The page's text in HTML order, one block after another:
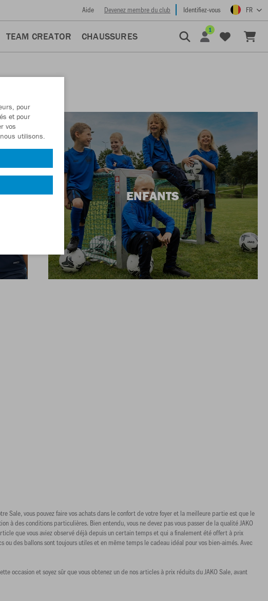
Aide Devenez membre du club Identifiez-vous FR
TEAM CREATOR CHAUSSURES
1
ENFANTS
Sale, vous pouvez faire vos achats dans le confort de votre foyer et la meilleure partie est que le
à des conditions particulières. Bien entendu, vous ne devez pas vous passer de la qualité JAKO
que vous aviez observé déjà depuis un certain temps et qui a finalement été offert à prix
des ballons sont toujours utiles et en même temps le cadeau idéal pour vos bien-aimés. Avec
occasion et soyez sûr que vous obtenez un de nos articles à prix réduits du JAKO Sale, avant
pour
et pour
vos
utilisons.